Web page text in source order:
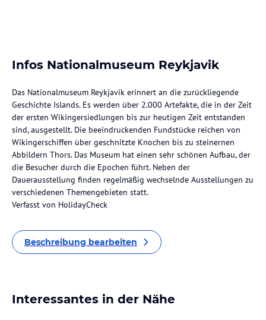
Infos Nationalmuseum Reykjavik
Das Nationalmuseum Reykjavik erinnert an die zurückliegende
Geschichte Islands. Es werden über 2.000 Artefakte, die in der Zeit
der ersten Wikingersiedlungen bis zur heutigen Zeit entstanden
sind, ausgestellt. Die beeindruckenden Fundstücke reichen von
Wikingerschiffen über geschnitzte Knochen bis zu steinernen
Abbildern Thors. Das Museum hat einen sehr schönen Aufbau, der
die Besucher durch die Epochen führt. Neben der
Dauerausstellung finden regelmäßig wechselnde Ausstellungen zu
verschiedenen Themengebieten statt.
Verfasst von HolidayCheck
Beschreibung bearbeiten
Interessantes in der Nähe